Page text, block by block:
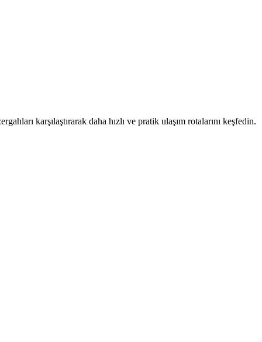
karşılaştırarak daha hızlı ve pratik ulaşım rotalarını keşfedin.